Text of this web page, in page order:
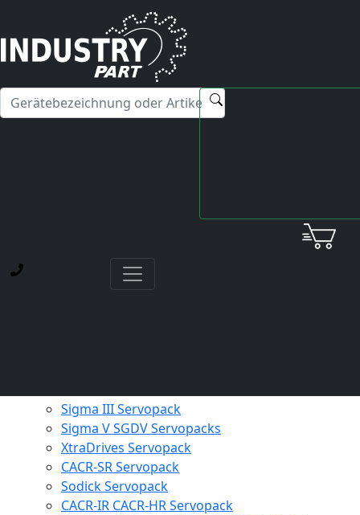
Hallo! Ich kann Ihnen gerne bei Fragen zu unseren
Servicedienstleistungen weiterhelfen.
Varispeed VS-626M5 Inverter und VS-626MR5
YASKAWA SERVICE
Sigma III Servopack
Sigma V SGDV Servopacks
XtraDrives Servopack
CACR-SR Servopack
Sodick Servopack
CACR-IR CACR-HR Servopack